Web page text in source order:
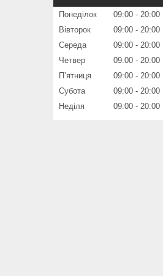
Понеділок 09:00
20:00
Вівторок
09:00
20:00
Середа
09:00
20:00
Четвер
09:00
20:00
Пʼятниця
09:00
20:00
Субота
09:00
20:00
Неділя
09:00 20:00